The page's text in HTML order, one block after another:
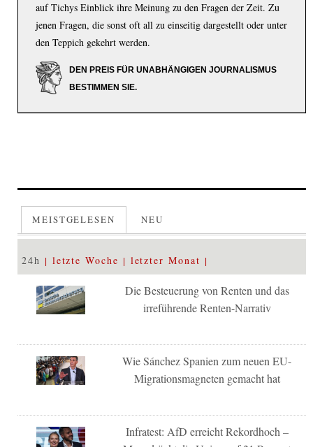
auf Tichys Einblick ihre Meinung zu den Fragen der Zeit. Zu
jenen Fragen, die sonst oft all zu einseitig dargestellt oder unter
den Teppich gekehrt werden.
DEN PREIS FÜR UNABHÄNGIGEN JOURNALISMUS
BESTIMMEN SIE.
MEISTGELESEN NEU
24h letzte Woche letzter Monat
Die Besteuerung von Renten und das
irreführende Renten-Narrativ
Wie Sánchez Spanien zum neuen EU-
Migrationsmagneten gemacht hat
Infratest: AfD erreicht Rekordhoch –